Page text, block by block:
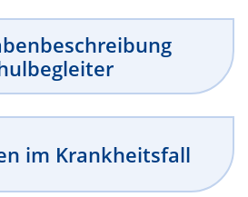
im Krankheitsfall